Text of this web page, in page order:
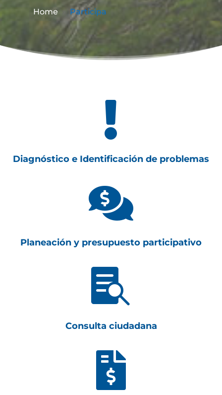
Home Participa

Diagnóstico e Identificación de problemas

Planeación y presupuesto participativo

Consulta ciudadana
